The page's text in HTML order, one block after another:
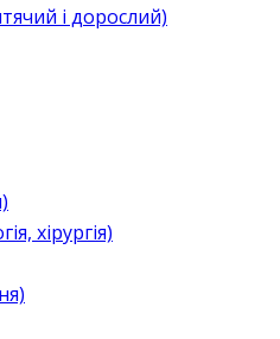
і дорослий)
хірургія)